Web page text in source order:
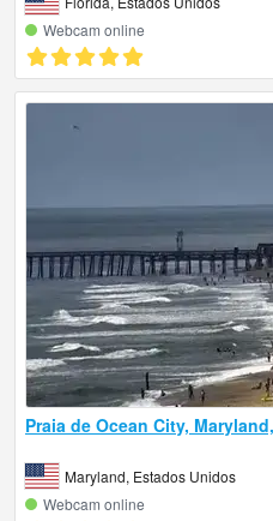
Webcam online
Praia de Ocean City,
Maryland, Estados Unidos
Webcam online